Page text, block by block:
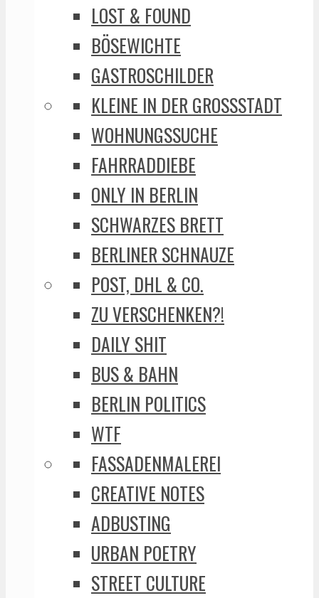
LOST & FOUND
BÖSEWICHTE
GASTROSCHILDER
KLEINE IN DER GROSSSTADT
WOHNUNGSSUCHE
FAHRRADDIEBE
ONLY IN BERLIN
SCHWARZES BRETT
BERLINER SCHNAUZE
POST, DHL & CO.
ZU VERSCHENKEN?!
DAILY SHIT
BUS & BAHN
BERLIN POLITICS
WTF
FASSADENMALEREI
CREATIVE NOTES
ADBUSTING
URBAN POETRY
STREET CULTURE